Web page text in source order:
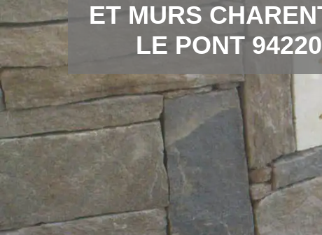
ET MURS
LE PONT 94220